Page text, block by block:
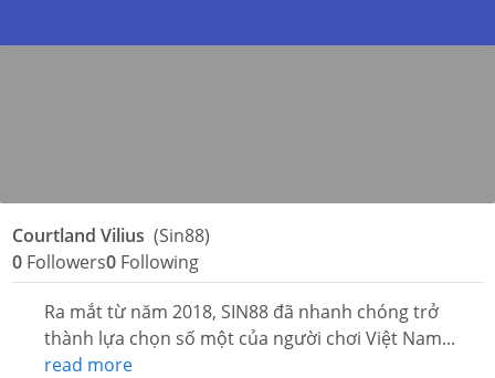
Courtland Vilius(Sin88)
0 Followers0 Following
Ra mắt từ năm 2018, SIN88 đã nhanh chóng trở
thành lựa chọn số một của người chơi Việt Nam...
read more